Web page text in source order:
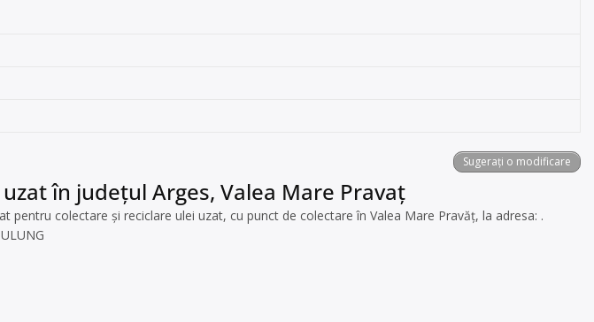
Sugerați o modificare
în județul Arges, Valea Mare Pravaț
pentru colectare și reciclare ulei uzat, cu punct de colectare în Valea Mare Pravăț, la adresa: .